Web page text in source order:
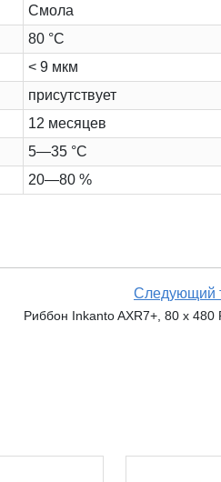
Cмола
80 °C
< 9 мкм
присутствует
12 месяцев
5—35 °C
20—80 %
Следующий
Риббон Inkanto AXR7+, 80 х 480